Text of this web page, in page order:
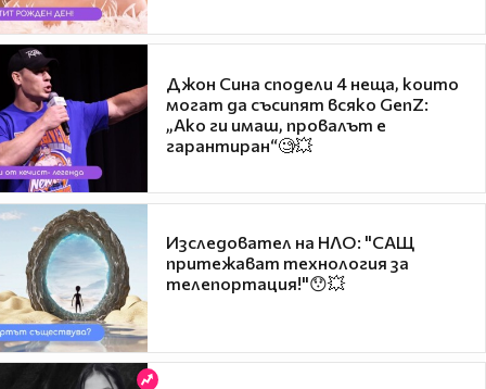
Джон Сина сподели 4 неща, които
могат да съсипят всяко GenZ:
„Ако ги имаш, провалът е
гарантиран“🧐💥
Изследовател на НЛО: "САЩ
притежават технология за
телепортация!"😯💥